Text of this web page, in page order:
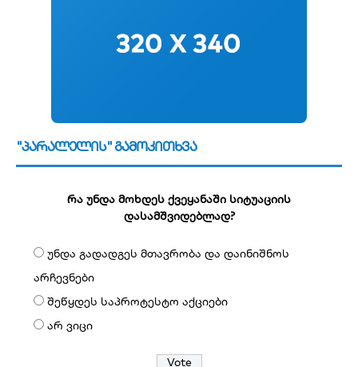
"პარალელის" გამოკითხვა
რა უნდა მოხდეს ქვეყანაში სიტუაციის
დასამშვიდებლად?
უნდა გადადგეს მთავრობა და დაინიშნოს
არჩევნები
შეწყდეს საპროტესტო აქციები
არ ვიცი